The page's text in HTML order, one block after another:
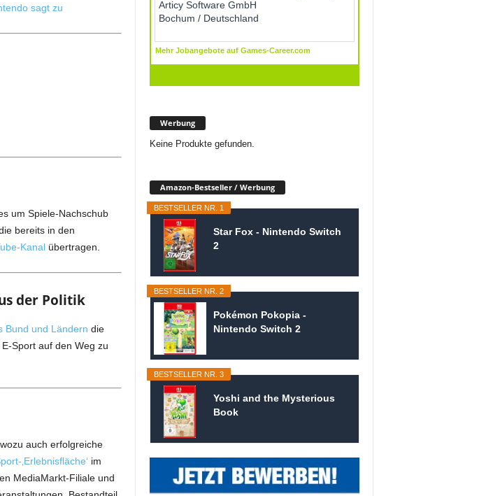
sagt zu
um Spiele-Nachschub
bereits in den
Kanal übertragen.
der Politik
Bund und Ländern die
Sport auf den Weg zu
auch erfolgreiche
‚Erlebnisfläche‘im
MediaMarkt-Filiale und
Werbung
Keine Produkte gefunden.
Amazon-Bestseller / Werbung
BESTSELLER NR. 1
Star Fox - Nintendo Switch
2
BESTSELLER NR. 2
Pokémon Pokopia -
Nintendo Switch 2
BESTSELLER NR. 3
Yoshi and the Mysterious
Book